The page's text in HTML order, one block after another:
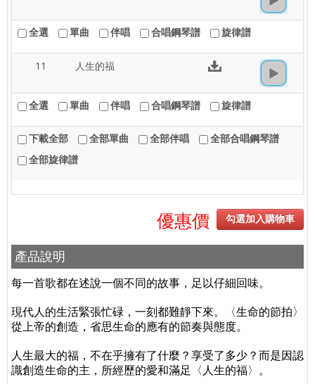
全選 單曲 伴唱 合唱鋼琴譜 旋律譜
11 人生的福
全選 單曲 伴唱 合唱鋼琴譜 旋律譜
下載全部 全部單曲 全部伴唱
全部合唱鋼琴譜
全部旋律譜
勾選加入購物車
優惠價
產品說明
每一首歌都在述說一個不同的故事，足以仔細回味。
現代人的生活緊張忙碌，一刻都難靜下來。〈生命的節拍〉
從上帝的創造，省思生命的應有的節奏與態度。
人生最大的福，不在乎擁有了什麼？享受了多少？而是因認
識創造生命的主，所經歷的愛和滿足〈人生的福〉。